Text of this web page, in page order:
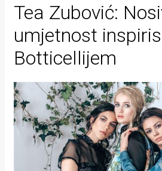
Književnost
Muzika
Film
Intervju
Kolumne
Kultura
Lifestyle
Tea Zubović:
umjetnost
Botticellijem